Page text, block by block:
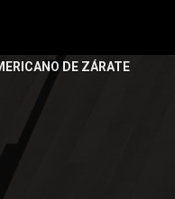
DE ZÁRATE